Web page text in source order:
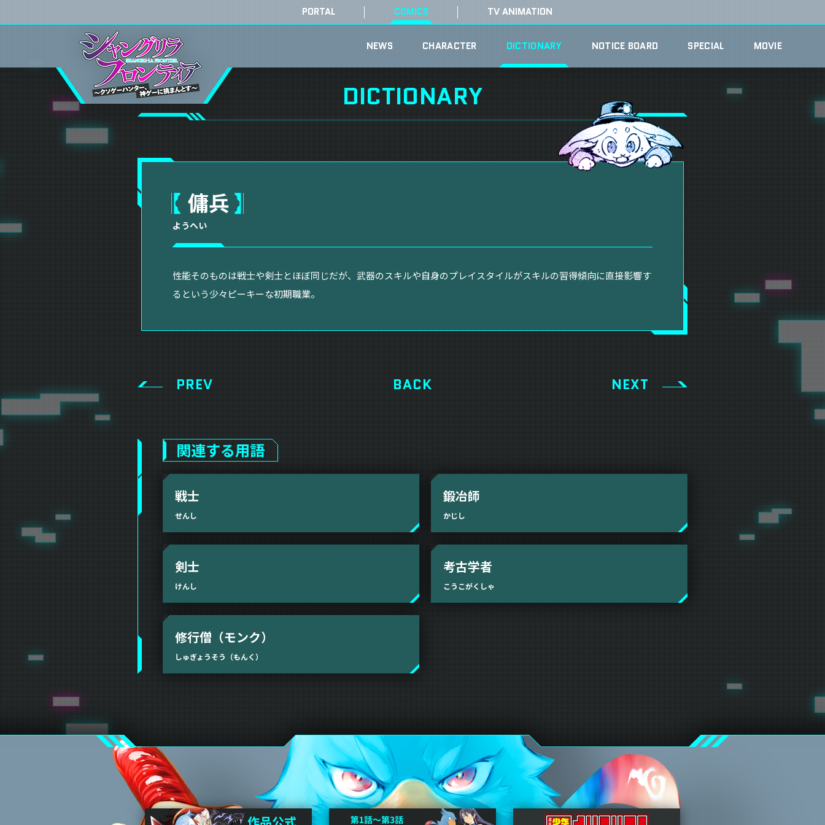
NEWS CHARACTER DICTIONARY NOTICE BOARD SPECIAL MOVIE
PORTAL COMICS TV ANIMATION
DICTIONARY
傭兵
ようへい
性能そのものは戦士や剣士とほぼ同じだが、武器のスキルや自身のプレイスタイルがスキルの習得傾向に直接影響す
るという少々ピーキーな初期職業。
PREV BACK NEXT
関連する用語
戦士
せんし
鍛冶師
かじし
剣士
けんし
考古学者
こうこがくしゃ
修行僧（モンク）
しゅぎょうそう（もんく）